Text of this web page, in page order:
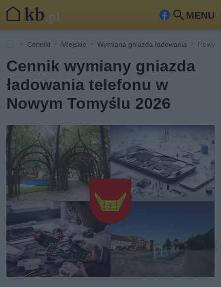
MENU
Fa
ook
Szu
Cenniki Miejskie Wymiana gniazda ładowania Nowy
Cennik wymiany gniazda
ładowania telefonu w
Nowym Tomyślu 2026